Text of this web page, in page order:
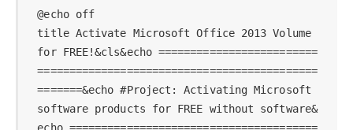
@echo off
title Activate Microsoft Office 2013 Volume
for FREE!&cls&echo =========================
============================================
=======&echo #Project: Activating Microsoft
software products for FREE without software&
echo =======================================